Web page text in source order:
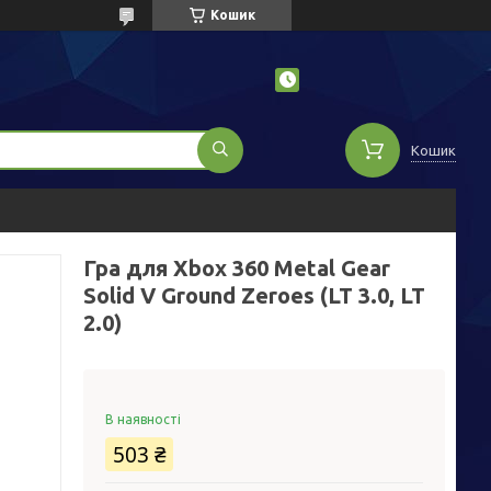
Кошик
Кошик
Гра для Xbox 360 Metal Gear
Solid V Ground Zeroes (LT 3.0, LT
2.0)
В наявності
503 ₴